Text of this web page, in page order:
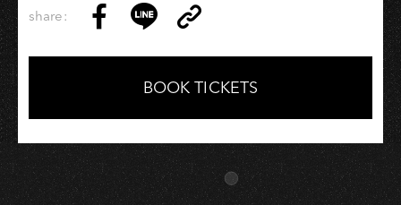
share:
on
Facebook
on
LINE
Link
Copy
BOOK TICKETS